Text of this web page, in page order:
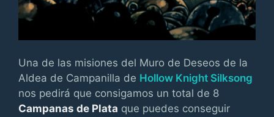
Una de las misiones del Muro de Deseos de la
Aldea de Campanilla de Hollow Knight Silksong
nos pedirá que consigamos un total de 8
Campanas de Plata que puedes conseguir